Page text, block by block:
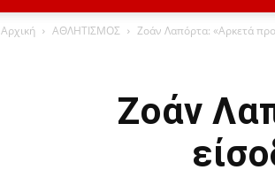
Αρχική ΑΘΛΗΤΙΣΜΟΣ Ζοάν Λαπόρτα: «Αρκετά
Ζοάν